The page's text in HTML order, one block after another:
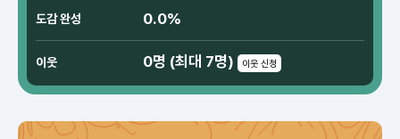
도감 완성 0.0%
이웃 0명 (최대 7명) 이웃 신청